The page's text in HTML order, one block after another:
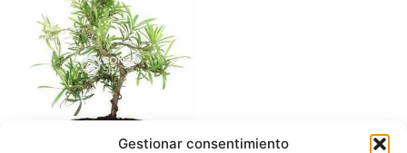
Gestionar consentimiento